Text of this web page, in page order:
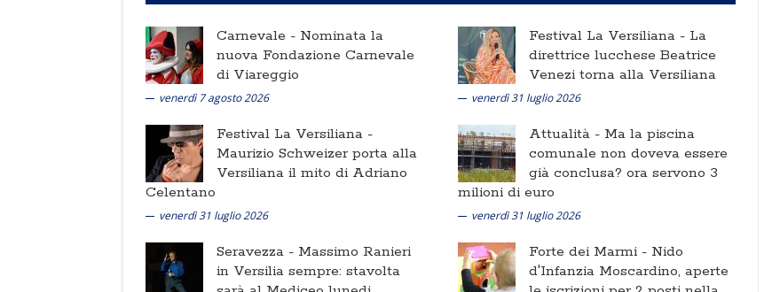
Carnevale - Nominata la
nuova Fondazione Carnevale
di Viareggio
venerdì 7 agosto 2026
Festival La Versiliana - La
direttrice lucchese Beatrice
Venezi torna alla Versiliana
venerdì 31 luglio 2026
Festival La Versiliana -
Maurizio Schweizer porta alla
Versiliana il mito di Adriano
Celentano
venerdì 31 luglio 2026
Attualità - Ma la piscina
comunale non doveva essere
già conclusa? ora servono 3
milioni di euro
venerdì 31 luglio 2026
Seravezza - Massimo Ranieri
in Versilia sempre: stavolta
Forte dei Marmi - Nido
d'Infanzia Moscardino, aperte